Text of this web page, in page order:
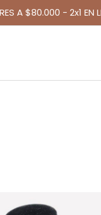
A $80.000 -